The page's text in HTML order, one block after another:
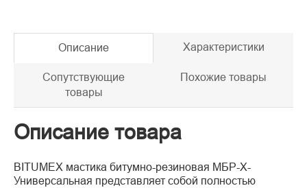
Описание Характеристики
Сопутствующие
товары
Похожие товары
Описание товара
BITUMEX мастика битумно-резиновая МБР-Х-
Универсальная представляет собой полностью